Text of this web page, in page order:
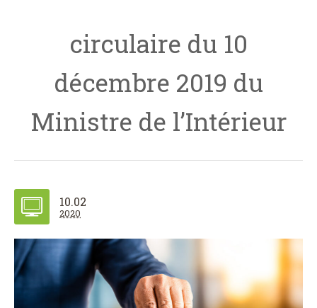
circulaire du 10
décembre 2019 du
Ministre de l’Intérieur
10.02
2020